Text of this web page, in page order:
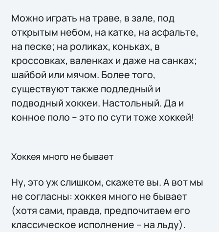
Можно играть на траве, в зале, под
открытым небом, на катке, на асфальте,
на песке; на роликах, коньках, в
кроссовках, валенках и даже на санках;
шайбой или мячом. Более того,
существуют также подледный и
подводный хоккеи. Настольный. Да и
конное поло – это по сути тоже хоккей!
Хоккея много не бывает
Ну, это уж слишком, скажете вы. А вот мы
не согласны: хоккея много не бывает
(хотя сами, правда, предпочитаем его
классическое исполнение – на льду).